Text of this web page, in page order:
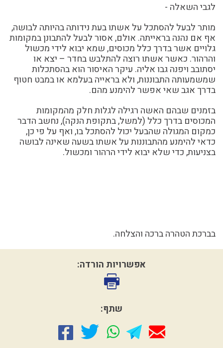
לגבי השאלה -
מותר לבעל להסתכל על אשתו בעת נידותה בהיותה לבושה,
אף אם נהנה בראייתה. אולם, אסור לבעל להתבונן במקומות
גלויים אשר בדרך כלל מכוסים, שמא יבוא לידי מכשול
והרהור. כאשר אשתו רוצה להתלבש בחדר – יצא או
יסתובב ויפנה גבו אליה. עיקר האיסור הוא בהסתכלות
שמשמעותה התבוננות, ולא בראייה בעלמא או במבט חטוף
בדרך אגב שאי אפשר להימנע מהם.
בזמנים שבהם האשה רגילה לגלות חלק מהמקומות
המכוסים בדרך כלל (למשל, בתקופת הנקה), נחשב הדבר
כמקום המגולה שהבעל יכול להסתכל בו, ואף על פי כן,
כדאי להימנע מהתבוננות על אשתו בשעה שאינה לבושה
בצניעות, כדי שלא יבוא לידי הרהור ומכשול.
בברכת הטהרה ברכה והצלחה.
אפשרויות הורדה:
שתף: